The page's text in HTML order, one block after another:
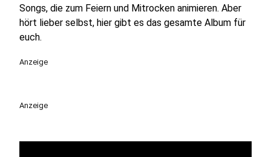
Songs, die zum Feiern und Mitrocken animieren. Aber
hört lieber selbst, hier gibt es das gesamte Album für
euch.
Anzeige
Anzeige